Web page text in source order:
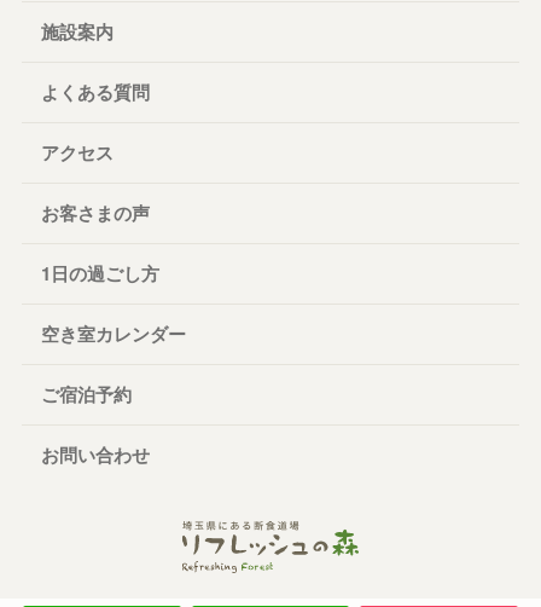
施設案内
よくある質問
アクセス
お客さまの声
1日の過ごし方
空き室カレンダー
ご宿泊予約
お問い合わせ